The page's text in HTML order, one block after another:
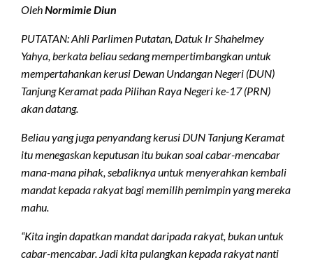
OlehNormimie Diun
PUTATAN: Ahli Parlimen Putatan, Datuk Ir Shahelmey
Yahya, berkata beliau sedang mempertimbangkan untuk
mempertahankan kerusi Dewan Undangan Negeri (DUN)
Tanjung Keramat pada Pilihan Raya Negeri ke-17 (PRN)
akan datang.
Beliau yang juga penyandang kerusi DUN Tanjung Keramat
itu menegaskan keputusan itu bukan soal cabar-mencabar
mana-mana pihak, sebaliknya untuk menyerahkan kembali
mandat kepada rakyat bagi memilih pemimpin yang mereka
mahu.
“Kita ingin dapatkan mandat daripada rakyat, bukan untuk
cabar-mencabar. Jadi kita pulangkan kepada rakyat nanti